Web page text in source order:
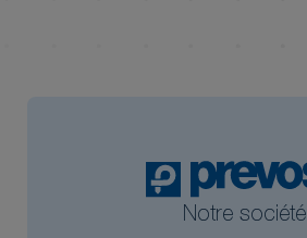
Notre société